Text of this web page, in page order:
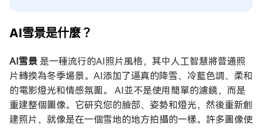
AI雪景是什麼？
AI雪景 是一種流行的AI照片風格，其中人工智慧將普通照
片轉換為冬季場景。AI添加了逼真的降雪、冷藍色調、柔和
的電影燈光和情感氛圍。 AI並不是使用簡單的濾鏡，而是
重建整個圖像。它研究您的臉部、姿勢和燈光，然後重新創
建照片，就像是在一個雪地的地方拍攝的一樣。許多圖像使